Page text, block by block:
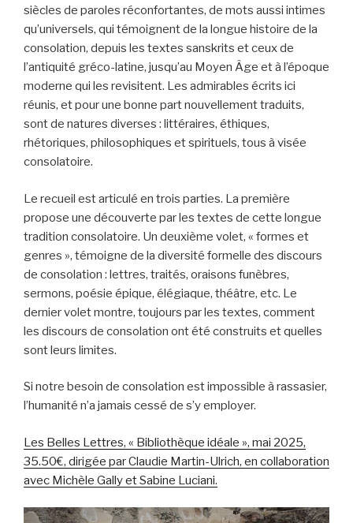
siècles de paroles réconfortantes, de mots aussi intimes
qu’universels, qui témoignent de la longue histoire de la
consolation, depuis les textes sanskrits et ceux de
l’antiquité gréco-latine, jusqu’au Moyen Âge et à l’époque
moderne qui les revisitent. Les admirables écrits ici
réunis, et pour une bonne part nouvellement traduits,
sont de natures diverses : littéraires, éthiques,
rhétoriques, philosophiques et spirituels, tous à visée
consolatoire.
Le recueil est articulé en trois parties. La première
propose une découverte par les textes de cette longue
tradition consolatoire. Un deuxième volet, « formes et
genres », témoigne de la diversité formelle des discours
de consolation : lettres, traités, oraisons funèbres,
sermons, poésie épique, élégiaque, théâtre, etc. Le
dernier volet montre, toujours par les textes, comment
les discours de consolation ont été construits et quelles
sont leurs limites.
Si notre besoin de consolation est impossible à rassasier,
l’humanité n’a jamais cessé de s’y employer.
Les Belles Lettres, « Bibliothèque idéale », mai 2025,
35.50€, dirigée par Claudie Martin-Ulrich, en collaboration
avec Michèle Gally et Sabine Luciani.